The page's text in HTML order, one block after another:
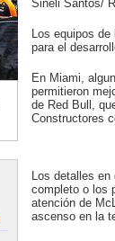
Sineli Santos/
Los equipos
para el
En Miami,
permitieron
de Red Bull,
Constructores
Los detalles
completo o los
atención de
ascenso en la